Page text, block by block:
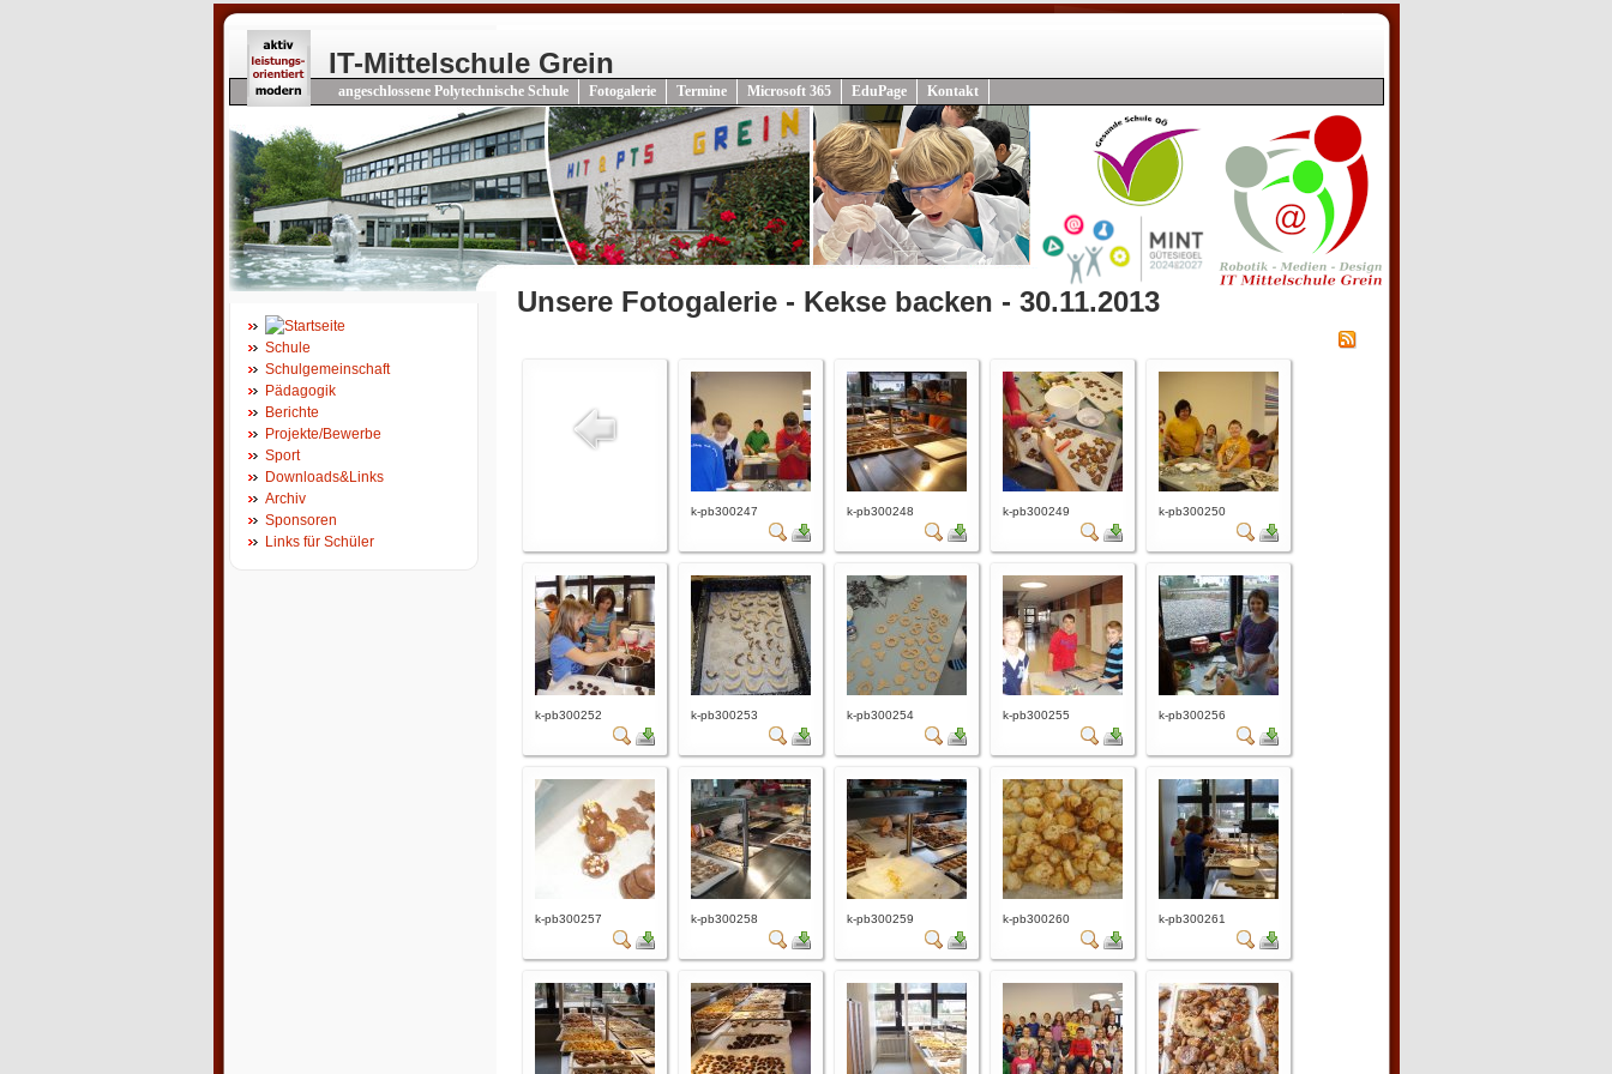
IT-Mittelschule Grein
angeschlossene Polytechnische Schule Fotogalerie Termine Microsoft 365 EduPage Kontakt
Schule
Schulgemeinschaft
Pädagogik
Berichte
Projekte/Bewerbe
Sport
Downloads&Links
Archiv
Sponsoren
Links für Schüler
Unsere Fotogalerie - Kekse backen - 30.11.2013
k-pb300247 k-pb300248 k-pb300249 k-pb300250
k-pb300252 k-pb300253 k-pb300254 k-pb300255 k-pb300256
k-pb300257 k-pb300258 k-pb300259 k-pb300260 k-pb300261